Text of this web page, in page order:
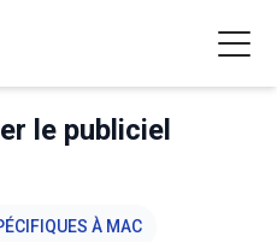
le publiciel
À MAC